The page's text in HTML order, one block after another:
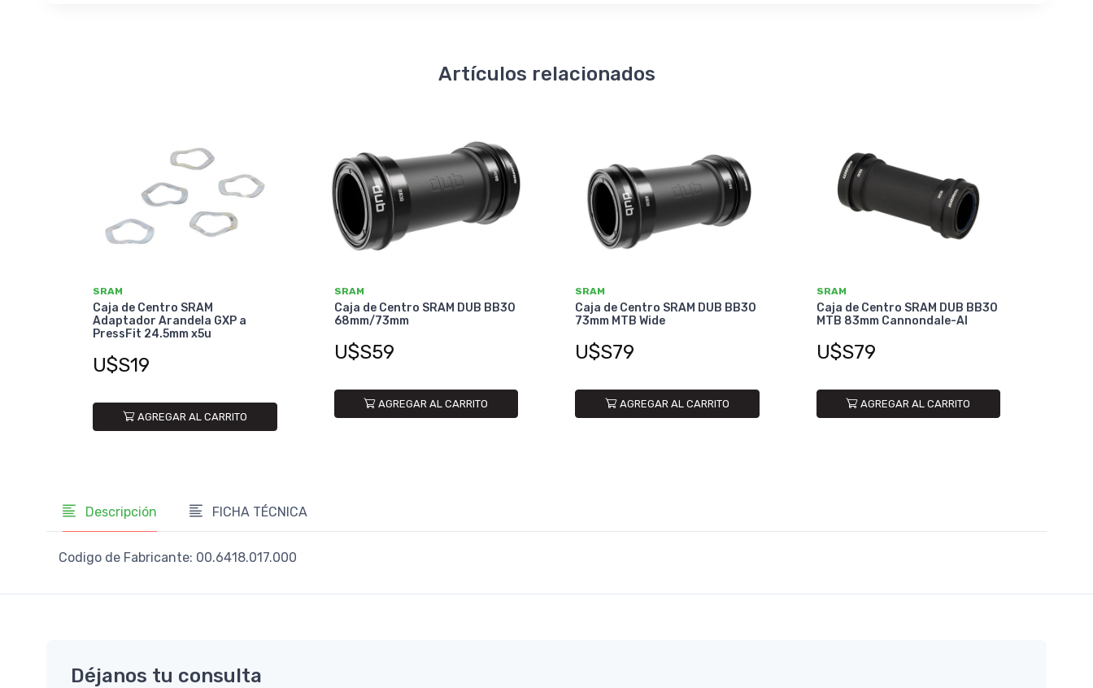
Artículos relacionados
SRAM
Caja de Centro SRAM
Adaptador Arandela GXP a
PressFit 24.5mm x5u
U$S19
AGREGAR AL CARRITO
SRAM
Caja de Centro SRAM DUB BB30
68mm/73mm
U$S59
AGREGAR AL CARRITO
SRAM
Caja de Centro SRAM DUB BB30
73mm MTB Wide
U$S79
AGREGAR AL CARRITO
SRAM
Caja de Centro SRAM DUB BB30
MTB 83mm Cannondale-AI
U$S79
AGREGAR AL CARRITO
Descripción FICHA TÉCNICA
Codigo de Fabricante: 00.6418.017.000
Déjanos tu consulta